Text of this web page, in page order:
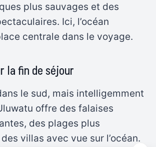
plus sauvages et des
Ici, l’océan
centrale dans le voyage.
la fin de séjour
le sud, mais intelligemment
offre des falaises
des plages plus
villas avec vue sur l’océan.